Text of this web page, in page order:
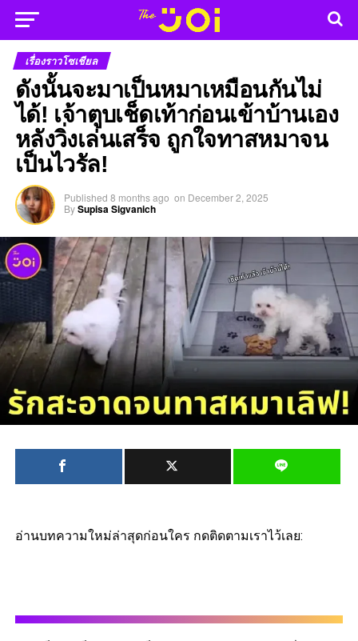
เรื่องราวโซเชียล
ดังนั้นจะมาเป็นหมาเหมือนกันไม่
ได้! เจ้าตูบเช็ดเท้าก่อนเข้าบ้านเอง
หลังวิ่งเล่นเสร็จ ถูกใจทาสหมาจน
เป็นไวรัล!
Published 8 months ago on December 2, 2025
BySupisa Sigvanich
อ่านบทความใหม่ล่าสุดก่อนใคร กดติดตามเราไว้เลย: